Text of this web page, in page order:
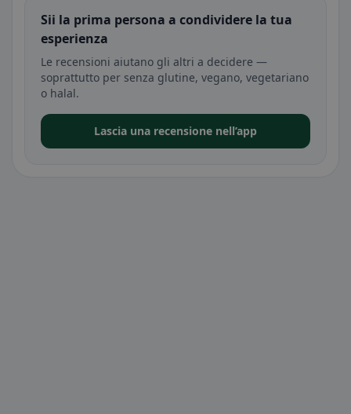
Sii la prima persona a condividere la tua
esperienza
Le recensioni aiutano gli altri a decidere —
soprattutto per senza glutine, vegano, vegetariano
o halal.
Lascia una recensione nell’app